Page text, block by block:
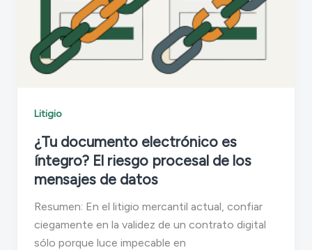
Litigio
¿Tu documento electrónico es
íntegro? El riesgo procesal de los
mensajes de datos
Resumen: En el litigio mercantil actual, confiar
ciegamente en la validez de un contrato digital
sólo porque luce impecable en